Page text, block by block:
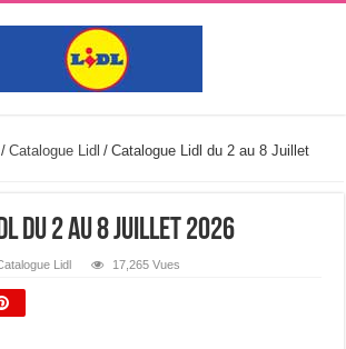
/ Catalogue Lidl / Catalogue Lidl du 2 au 8 Juillet
du 2 au 8 Juillet 2026
Lidl 17,265 Vues